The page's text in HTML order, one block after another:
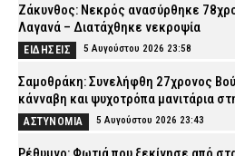
Ζάκυνθος: Νεκρός ανασύρθηκε
Λαγανά – Διατάχθηκε νεκροψία
ΕΙΔΗΣΕΙΣ 5 Αυγούστου 2026 23:58
Σαμοθράκη: Συνελήφθη 27χρονος
κάνναβη και ψυχοτρόπα μανιτάρια
ΑΣΤΥΝΟΜΙΑ 5 Αυγούστου 2026 23:43